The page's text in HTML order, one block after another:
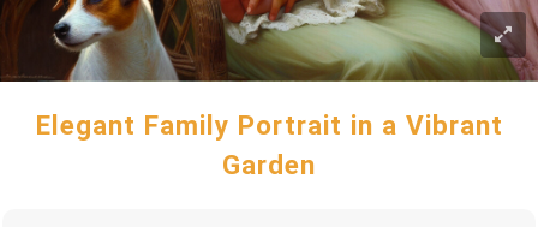
Elegant Family Portrait in a Vibrant
Garden